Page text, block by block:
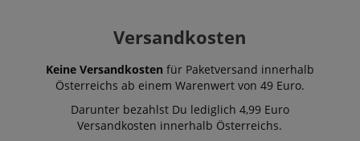
Versandkosten
Keine Versandkosten für Paketversand innerhalb
Österreichs ab einem Warenwert von 49 Euro.
Darunter bezahlst Du lediglich 4,99 Euro
Versandkosten innerhalb Österreichs.